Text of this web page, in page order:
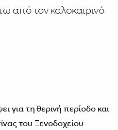
από τον καλοκαιρινό
για τη θερινή περίοδο και
του Ξενοδοχείου